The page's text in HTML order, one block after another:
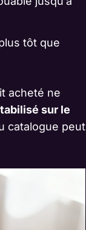
tôt que
acheté ne
sur le
catalogue peut